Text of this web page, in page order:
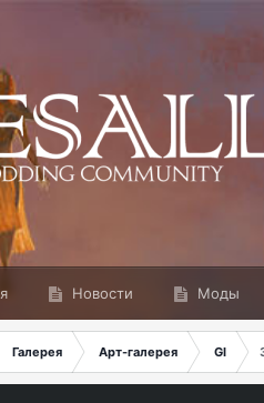
Новости Моды
Галерея Арт-галерея GI